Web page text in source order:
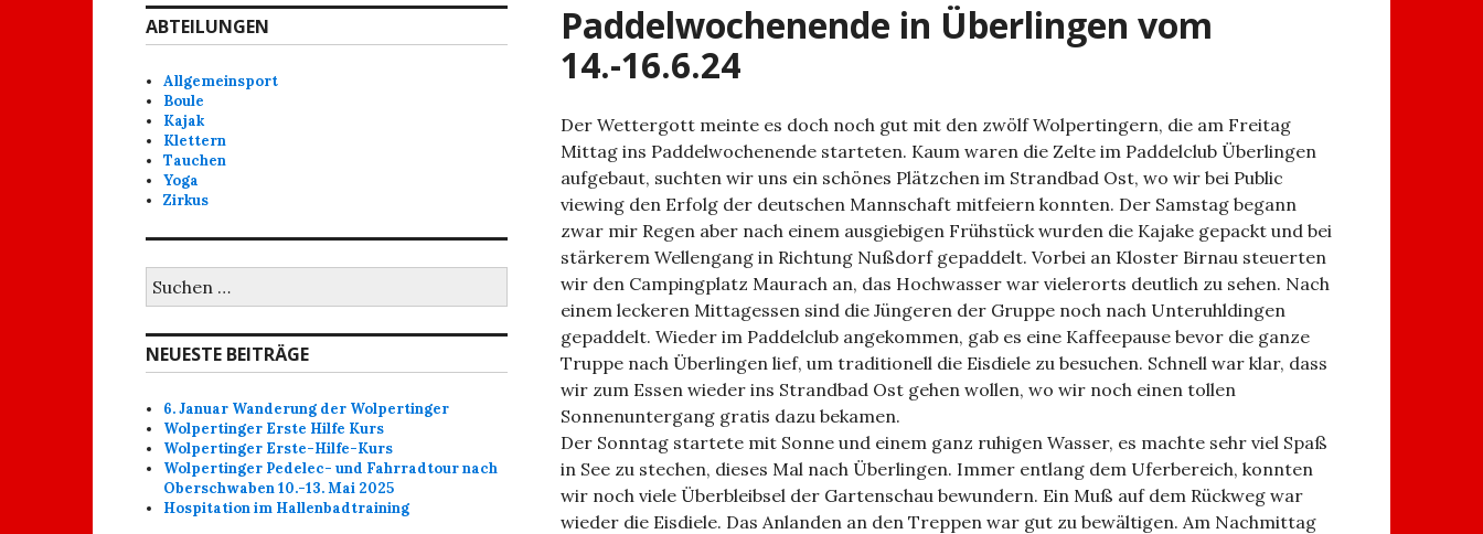
Paddelwochenende in Überlingen vom
14.-16.6.24
Der Wettergott meinte es doch noch gut mit den zwölf Wolpertingern, die am Freitag
Mittag ins Paddelwochenende starteten. Kaum waren die Zelte im Paddelclub Überlingen
aufgebaut, suchten wir uns ein schönes Plätzchen im Strandbad Ost, wo wir bei Public
viewing den Erfolg der deutschen Mannschaft mitfeiern konnten. Der Samstag begann
zwar mir Regen aber nach einem ausgiebigen Frühstück wurden die Kajake gepackt und bei
stärkerem Wellengang in Richtung Nußdorf gepaddelt. Vorbei an Kloster Birnau steuerten
wir den Campingplatz Maurach an, das Hochwasser war vielerorts deutlich zu sehen. Nach
einem leckeren Mittagessen sind die Jüngeren der Gruppe noch nach Unteruhldingen
gepaddelt. Wieder im Paddelclub angekommen, gab es eine Kaffeepause bevor die ganze
Truppe nach Überlingen lief, um traditionell die Eisdiele zu besuchen. Schnell war klar, dass
wir zum Essen wieder ins Strandbad Ost gehen wollen, wo wir noch einen tollen
Sonnenuntergang gratis dazu bekamen.
Der Sonntag startete mit Sonne und einem ganz ruhigen Wasser, es machte sehr viel Spaß
in See zu stechen, dieses Mal nach Überlingen. Immer entlang dem Uferbereich, konnten
wir noch viele Überbleibsel der Gartenschau bewundern. Ein Muß auf dem Rückweg war
wieder die Eisdiele. Das Anlanden an den Treppen war gut zu bewältigen. Am Nachmittag
ABTEILUNGEN
Allgemeinsport
Boule
Kajak
Klettern
Tauchen
Yoga
Zirkus
nach:
NEUESTE BEITRÄGE
6. Januar Wanderung der Wolpertinger
Wolpertinger Erste Hilfe Kurs
Wolpertinger Erste-Hilfe-Kurs
Wolpertinger Pedelec- und Fahrradtour nach
Oberschwaben 10.-13. Mai 2025
Hospitation im Hallenbadtraining